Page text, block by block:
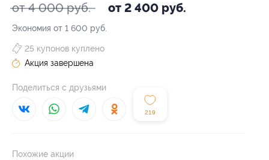
от 4 000 руб. от 2 400 руб.
Экономия от 1 600 руб.
219
25 купонов куплено
Акция завершена
Поделиться с друзьями
Похожие акции